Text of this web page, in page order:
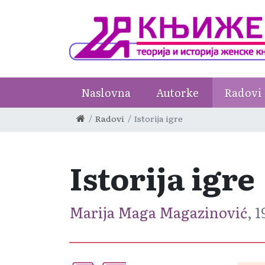
Naslovna Autorke Radovi
Radovi Istorija igre
Istorija igre
Marija Maga Magazinović,